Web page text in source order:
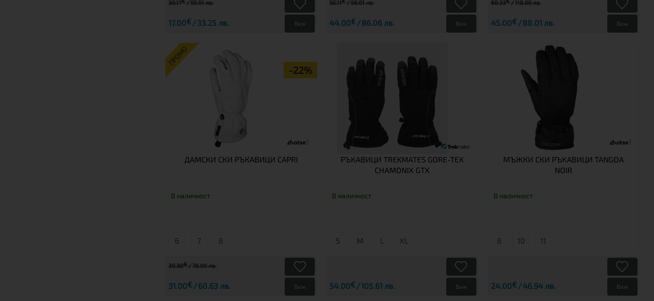
30.17 59.01 лв.
17.00€ 33.25 лв. Виж
50.11 98.01 лв.
44.00€ 86.06 лв. Виж
60.33 118.00 лв.
45.00€ 88.01 лв. Виж
ПРОМО
-22%
ДАМСКИ СКИ РЪКАВИЦИ CAPRI
В наличност
6 7 8
39.88€ 78.00 лв.
31.00€ 60.63 лв. Виж
РЪКАВИЦИ TREKMATES GORE-TEX
CHAMONIX GTX
В наличност
S М L XL
54.00€ 105.61 лв. Виж
МЪЖКИ СКИ РЪКАВИЦИ TANGOA
NOIR
В наличност
8 10 11
24.00€ 46.94 лв. Виж